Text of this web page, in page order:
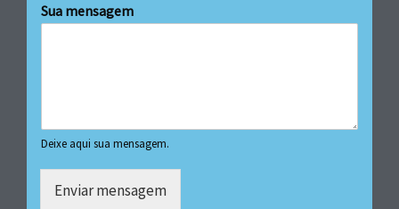
Sua mensagem
Deixe aqui sua mensagem.
Enviar mensagem